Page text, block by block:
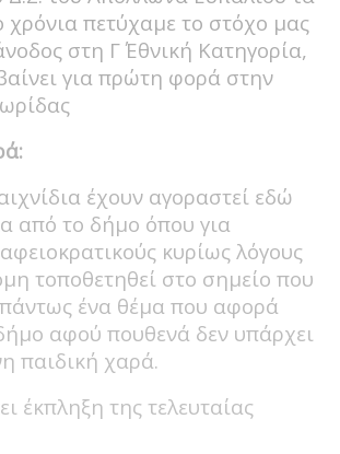
χρόνια πετύχαμε το στόχο μας
στη Γ΄ Εθνική Κατηγορία,
για πρώτη φορά στην
έχουν αγοραστεί εδώ
από το δήμο όπου για
κυρίως λόγους
τοποθετηθεί στο σημείο που
πάντως ένα θέμα που αφορά
αφού πουθενά δεν υπάρχει
παιδική χαρά.
έκπληξη της τελευταίας